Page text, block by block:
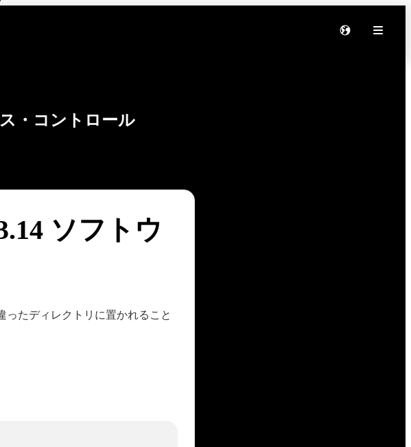
・コントロール
ソフトウ
ったディレクトリに置かれること